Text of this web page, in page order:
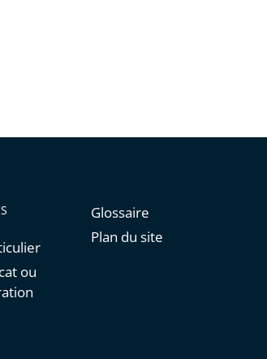
ou
Glossaire
Plan du site